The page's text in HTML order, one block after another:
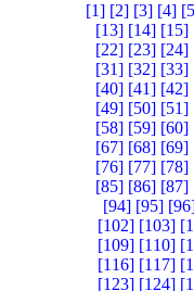
[1] [2] [3] [4]
[13] [14] [15]
[22] [23] [24]
[31] [32] [33]
[40] [41] [42]
[49] [50] [51]
[58] [59] [60]
[67] [68] [69]
[76] [77] [78]
[85] [86] [87]
[94] [95]
[102] [103]
[109] [110]
[116] [117]
[123] [124]